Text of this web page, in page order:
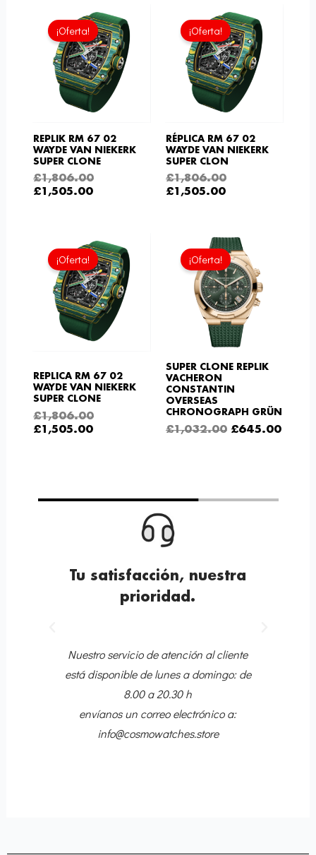
¡Oferta!
REPLIK RM 67 02
WAYDE VAN NIEKERK
SUPER CLONE
£1,806.00
El
precio
original
era:
£1,806.00.
£1,505.00
El
precio
actual
es:
£1,505.00.
¡Oferta!
RÉPLICA RM 67 02
WAYDE VAN NIEKERK
SUPER CLON
£1,806.00
El
precio
original
era:
£1,806.00.
£1,505.00
El
precio
actual
es:
£1,505.00.
¡Oferta!
REPLICA RM 67 02
WAYDE VAN NIEKERK
SUPER CLONE
£1,806.00
El
precio
original
era:
£1,806.00.
£1,505.00
El
precio
actual
es:
£1,505.00.
¡Oferta!
SUPER CLONE REPLIK
VACHERON
CONSTANTIN
OVERSEAS
CHRONOGRAPH GRÜN
£1,032.00
El
precio
original
era:
£1,032.00.
£645.00
Tu satisfacción, nuestra
prioridad.
Nuestro servicio de atención al cliente
está disponible de lunes a domingo: de
8.00 a 20.30 h
envíanos un correo electrónico a:
info@cosmowatches.store